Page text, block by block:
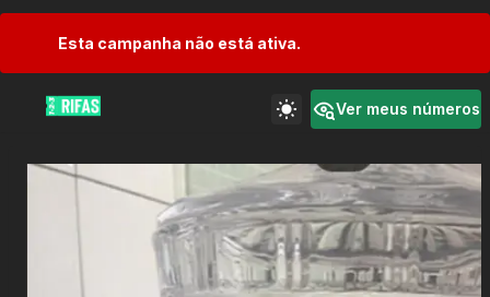
Esta campanha não está ativa.
Ver meus números